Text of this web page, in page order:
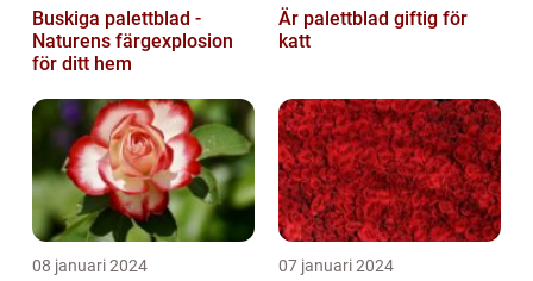
Buskiga palettblad -
Naturens färgexplosion
för ditt hem
Är palettblad giftig för
katt
08 januari 2024 07 januari 2024